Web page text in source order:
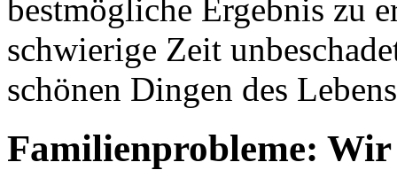
bestmögliche Ergebnis zu
schwierige Zeit
schönen Dingen des
Familienprobleme: Wir